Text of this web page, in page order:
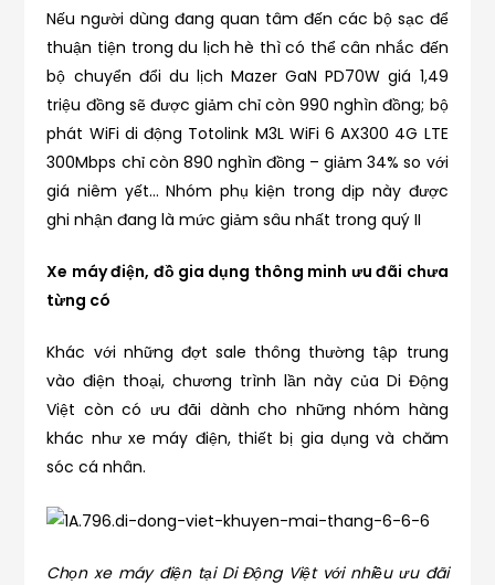
Nếu người dùng đang quan tâm đến các bộ sạc để
thuận tiện trong du lịch hè thì có thể cân nhắc đến
bộ chuyển đổi du lịch Mazer GaN PD70W giá 1,49
triệu đồng sẽ được giảm chỉ còn 990 nghìn đồng; bộ
phát WiFi di động Totolink M3L WiFi 6 AX300 4G LTE
300Mbps chỉ còn 890 nghìn đồng – giảm 34% so với
giá niêm yết… Nhóm phụ kiện trong dịp này được
ghi nhận đang là mức giảm sâu nhất trong quý II
Xe máy điện, đồ gia dụng thông minh ưu đãi chưa
từng có
Khác với những đợt sale thông thường tập trung
vào điện thoại, chương trình lần này của Di Động
Việt còn có ưu đãi dành cho những nhóm hàng
khác như xe máy điện, thiết bị gia dụng và chăm
sóc cá nhân.
Chọn xe máy điện tại Di Động Việt với nhiều ưu đãi